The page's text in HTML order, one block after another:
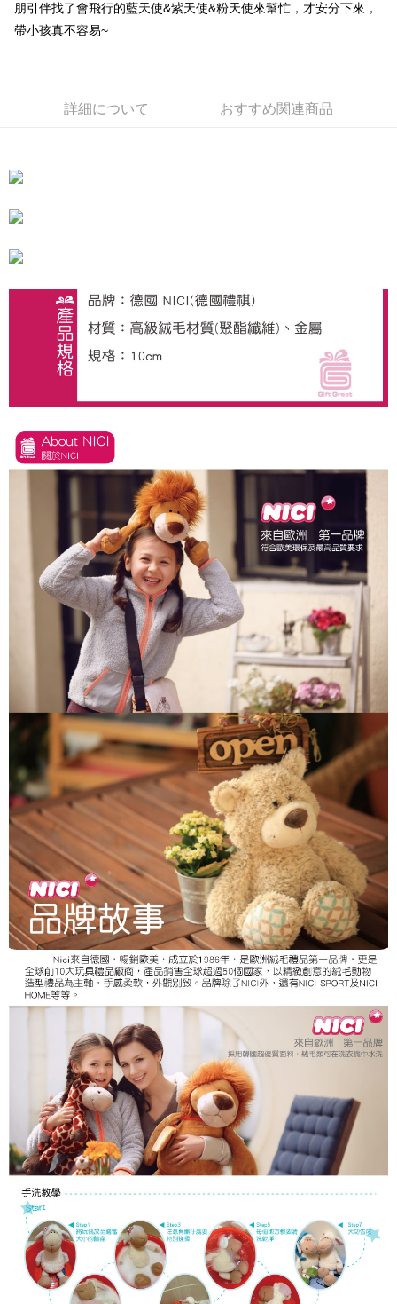
す。
4.ご注文が完了すると、携帯に支払い通知のSMSが届きます。アプリ会員
の場合は、AFTEE アプリプッシュ通知が届きます。
代金納付期限は最短で 14 日以内ですので、ご注意ください。AFTEE アプ
お支払期限は、ショップが請求した期日と、AFTEEで延長できる日数をも
を延長できますが、商品を期限内に受け取れない場合があります（例：予
1.初回 AFTEEを ご利用の際に、認証結果及び当社の審査の結果に基づ
き、限度額が設定されます。
2.決済金額は最低NT$20です。
3.現在、台湾の会員のみご利用いただけます。
三、利用規約「AFTEE代金後払い」（以下当サービスという）はネットプ
ロテクションズ（以下 AFTEE という）が提供し、AFTEEが代金を徴収し
ます。当サービスご利用の際に提供しなければならない個人情報（注文者
限らない）は、AFTEEに渡され当サービスで必要な範囲内で利用されま
す。AFTEEの個人情報の収集、処理、利用について、詳細はAFTEE公式ホ
ームページの『個人情報の収集、処理及び利用に関する声明』をご参照く
https://aftee.tw/privacypolicy/
AFTEEの初回ご利用の際に、審査を通過すれば、最高額がNT$10,000にな
ります。支払い期限を過ぎた場合、その金額に基づいて年利20%の遅延滞
納金が加算されます。未成年の利用者は、事前に法定代理人または後見人
の同意を得ればAFTEEをご利用いただけます。
個人情報の処理、利用について疑問がある、または関連する法律の権利を
行使したい場合は、ネットプロテクションズcs_tw@netprotections.co.jp
にご連絡ください。上記に示した個人情報を、必要な購入注文書とあわせ
てAFTEEにご提供いただく、またはAFTEEにあなたの個人情報の収集、処
理、利用を許可することににご同意いただけない場合は、当サービスを選
択しないでください。
全家付款取貨
配送毎にNT$100、NT$490以上で送料無料
海外國家
朋引伴找了會飛行的藍天使&紫天使&粉天使來幫忙，才安分下來，
帶小孩真不容易~
詳細について おすすめ関連商品